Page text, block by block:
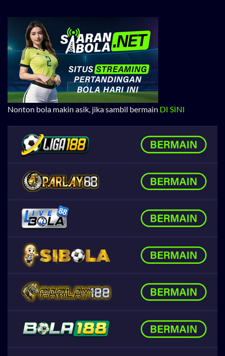
Nonton bola makin asik, jika sambil bermain DI SINI